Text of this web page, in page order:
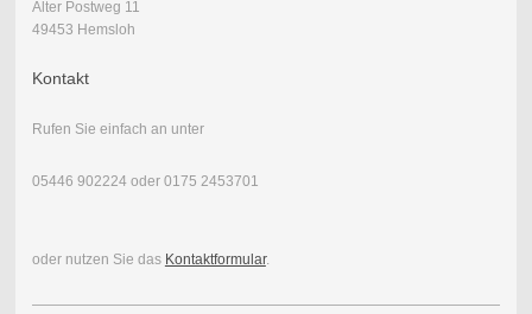
Alter Postweg 11
49453 Hemsloh
Kontakt
Rufen Sie einfach an unter
05446 902224 oder 0175 2453701
oder nutzen Sie das Kontaktformular.